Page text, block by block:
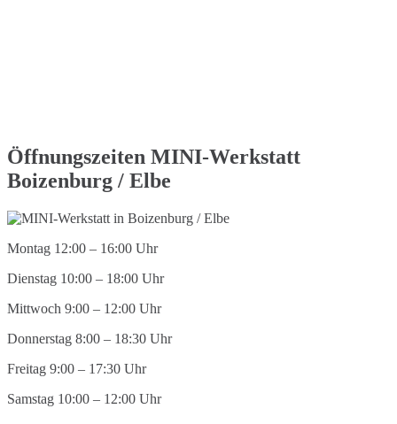
Öffnungszeiten MINI-Werkstatt
Boizenburg / Elbe
Montag 12:00 – 16:00 Uhr
Dienstag 10:00 – 18:00 Uhr
Mittwoch 9:00 – 12:00 Uhr
Donnerstag 8:00 – 18:30 Uhr
Freitag 9:00 – 17:30 Uhr
Samstag 10:00 – 12:00 Uhr